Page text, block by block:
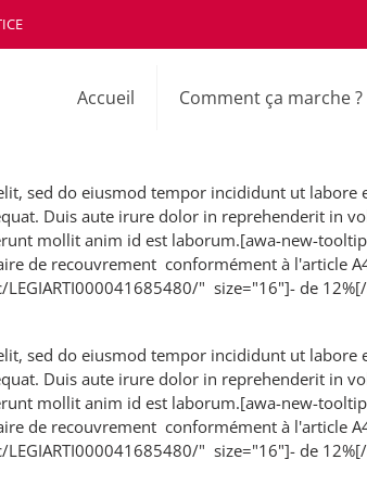
Accueil Comment ça marche ?
sed do eiusmod tempor incididunt ut
Duis aute irure dolor in reprehenderit in
mollit anim id est laborum.[awa-new-
de recouvrement conformément à l'article
" size="16"]- de
sed do eiusmod tempor incididunt ut
Duis aute irure dolor in reprehenderit in
mollit anim id est laborum.[awa-new-
de recouvrement conformément à l'article
" size="16"]- de